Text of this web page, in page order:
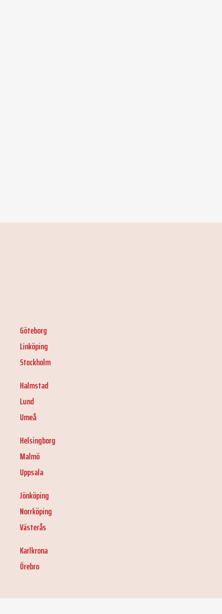
Göteborg
Linköping
Stockholm
Halmstad
Lund
Umeå
Helsingborg
Malmö
Uppsala
Jönköping
Norrköping
Västerås
Karlkrona
Örebro